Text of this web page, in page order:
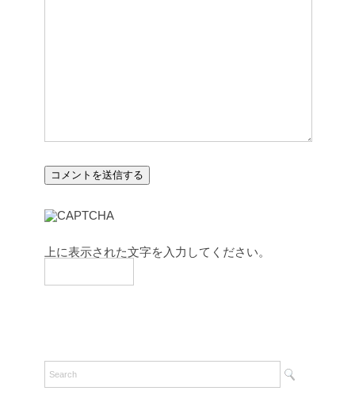
上に表示された文字を入力してください。